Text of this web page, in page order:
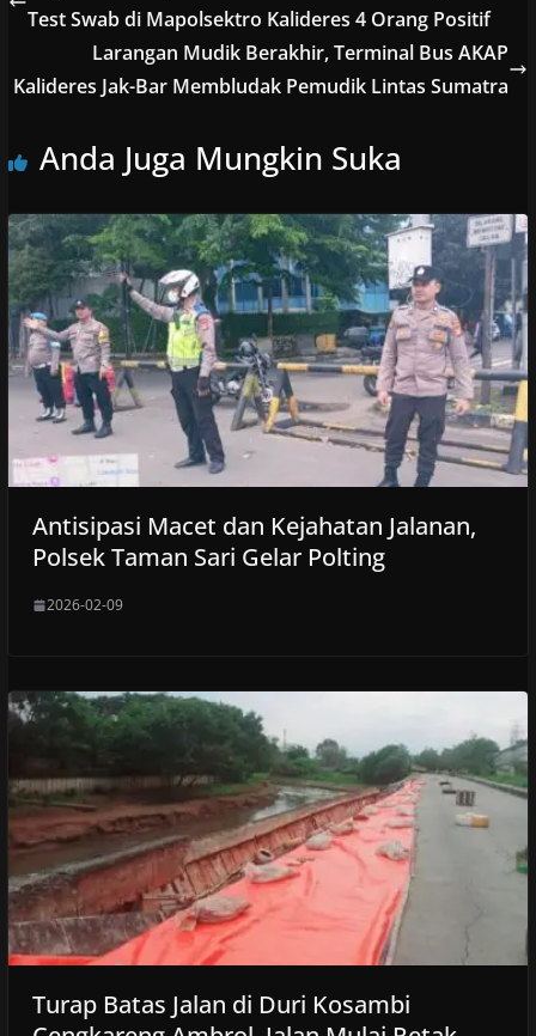
Test Swab di Mapolsektro Kalideres 4 Orang Positif
Larangan Mudik Berakhir, Terminal Bus AKAP
Kalideres Jak-Bar Membludak Pemudik Lintas Sumatra
Anda Juga Mungkin Suka
Antisipasi Macet dan Kejahatan Jalanan,
Polsek Taman Sari Gelar Polting
2026-02-09
Turap Batas Jalan di Duri Kosambi